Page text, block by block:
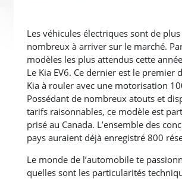
Les véhicules électriques sont de
nombreux à arriver sur le marché.
modèles les plus attendus cette
Le Kia EV6. Ce dernier est le premier
Kia à rouler avec une motorisation
Possédant de nombreux atouts et
tarifs raisonnables, ce modèle est
prisé au Canada. L’ensemble des
pays auraient déjà enregistré 800
Le monde de l’automobile te
quelles sont les particularités